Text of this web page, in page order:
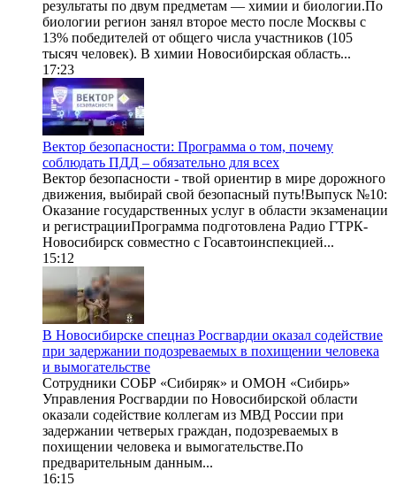
результаты по двум предметам — химии и биологии.По
биологии регион занял второе место после Москвы с
13% победителей от общего числа участников (105
тысяч человек). В химии Новосибирская область...
17:23
Вектор безопасности: Программа о том, почему
соблюдать ПДД – обязательно для всех
Вектор безопасности - твой ориентир в мире дорожного
движения, выбирай свой безопасный путь!Выпуск №10:
Оказание государственных услуг в области экзаменации
и регистрацииПрограмма подготовлена Радио ГТРК-
Новосибирск совместно с Госавтоинспекцией...
15:12
В Новосибирске спецназ Росгвардии оказал содействие
при задержании подозреваемых в похищении человека
и вымогательстве
Сотрудники СОБР «Сибиряк» и ОМОН «Сибирь»
Управления Росгвардии по Новосибирской области
оказали содействие коллегам из МВД России при
задержании четверых граждан, подозреваемых в
похищении человека и вымогательстве.По
предварительным данным...
16:15